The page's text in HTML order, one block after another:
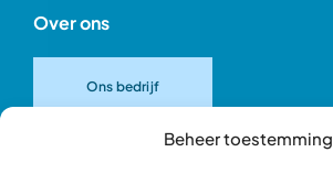
Beheer toestemming
Over ons
Ons bedrijf